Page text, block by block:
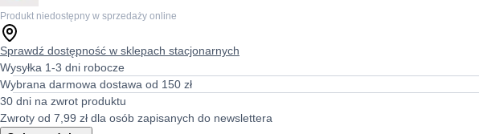
Produkt niedostępny w sprzedaży online
Sprawdź dostępność w sklepach stacjonarnych
Wysyłka 1-3 dni robocze
Wybrana darmowa dostawa od 150 zł
30 dni na zwrot produktu
Zwroty od 7,99 zł dla osób zapisanych do newslettera